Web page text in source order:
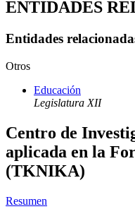
ENTIDADES
Entidades
Otros
Educación
Legislatura XII
Centro de
aplicada en la
(TKNIKA)
Resumen